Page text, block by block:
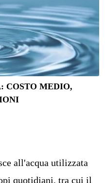
COSTO MEDIO,
all'acqua utilizzata
quotidiani, tra cui il